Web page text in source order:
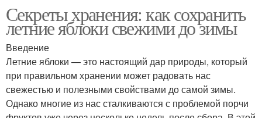
Секреты хранения: как сохранить
летние яблоки свежими до зимы
Введение
Летние яблоки — это настоящий дар природы, который
при правильном хранении может радовать нас
свежестью и полезными свойствами до самой зимы.
Однако многие из нас сталкиваются с проблемой порчи